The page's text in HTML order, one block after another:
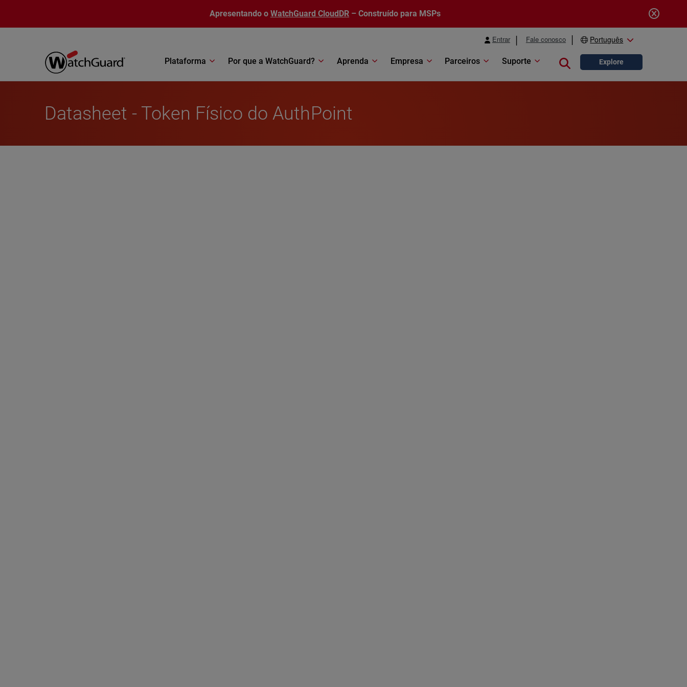
Apresentando o WatchGuard CloudDR – Construído para MSPs
Entrar Fale conosco Português
Plataforma Por que a WatchGuard? Aprenda Empresa Parceiros Suporte Close search
Explore
Datasheet - Token Físico do AuthPoint